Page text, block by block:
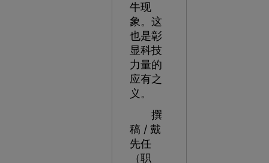
牛现
象。这
也是彰
显科技
力量的
应有之
义。
撰
稿 / 戴
先任
（职